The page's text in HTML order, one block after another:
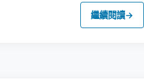
繼續閱讀→